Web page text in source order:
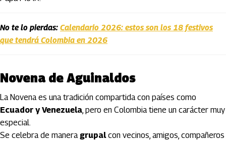
No te lo pierdas: Calendario 2026: estos son los 18 festivos
que tendrá Colombia en 2026
Novena de Aguinaldos
La Novena es una tradición compartida con países como
Ecuador y Venezuela, pero en Colombia tiene un carácter muy
especial.
Se celebra de manera grupalcon vecinos, amigos, compañeros